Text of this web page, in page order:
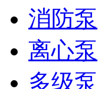
消防泵
离心泵
多级泵